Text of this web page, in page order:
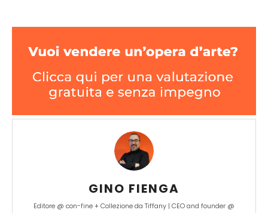
GINO FIENGA
Editore @ con-fine + Collezione da Tiffany | CEO and founder @